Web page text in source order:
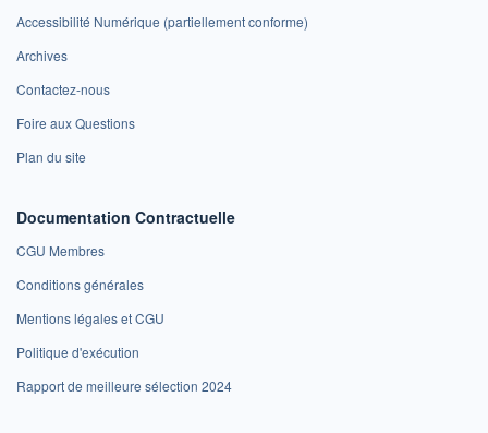
Accessibilité Numérique (partiellement conforme)
Archives
Contactez-nous
Foire aux Questions
Plan du site
Documentation Contractuelle
CGU Membres
Conditions générales
Mentions légales et CGU
Politique d'exécution
Rapport de meilleure sélection 2024